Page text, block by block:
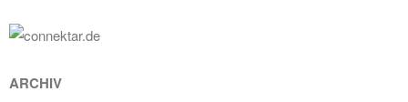
ARCHIV